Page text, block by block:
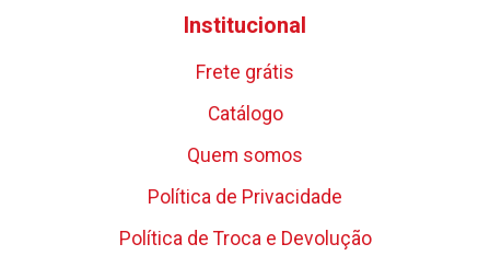
Institucional
Frete grátis
Catálogo
Quem somos
Política de Privacidade
Política de Troca e Devolução